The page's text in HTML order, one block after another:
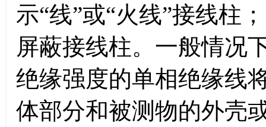
示“线”或“火线”接线柱
屏蔽接线柱。一般情况
绝缘强度的单相绝缘线
体部分和被测物的外壳